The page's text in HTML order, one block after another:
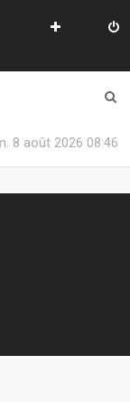
8 août 2026 08:46